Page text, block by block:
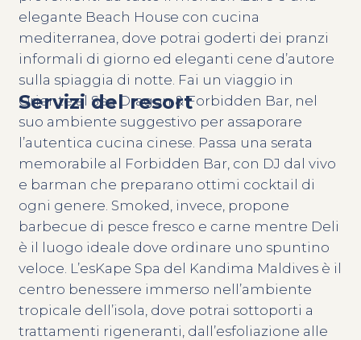
Servizi del resort
elegante Beach House con cucina
mediterranea, dove potrai goderti dei pranzi
informali di giorno ed eleganti cene d’autore
sulla spiaggia di notte. Fai un viaggio in
Oriente al Sea Dragon & Forbidden Bar, nel
suo ambiente suggestivo per assaporare
l’autentica cucina cinese. Passa una serata
memorabile al Forbidden Bar, con DJ dal vivo
e barman che preparano ottimi cocktail di
ogni genere. Smoked, invece, propone
barbecue di pesce fresco e carne mentre Deli
è il luogo ideale dove ordinare uno spuntino
veloce. L’esKape Spa del Kandima Maldives è il
centro benessere immerso nell’ambiente
tropicale dell’isola, dove potrai sottoporti a
trattamenti rigeneranti, dall’esfoliazione alle